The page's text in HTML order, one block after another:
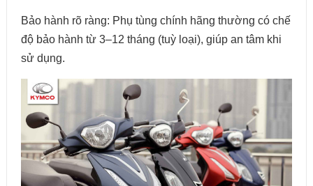
Bảo hành rõ ràng: Phụ tùng chính hãng thường có chế
độ bảo hành từ 3–12 tháng (tuỳ loại), giúp an tâm khi
sử dụng.